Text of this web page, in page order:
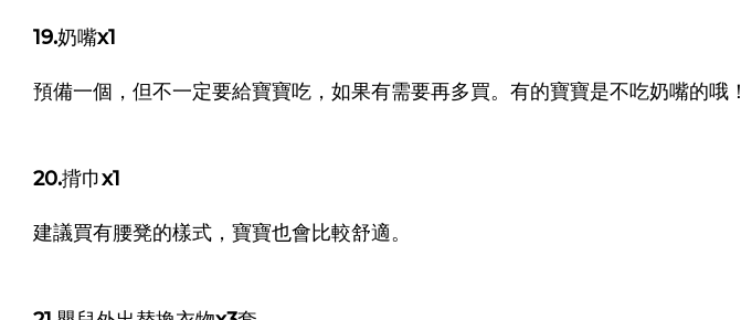
19.奶嘴x1
預備一個，但不一定要給寶寶吃，如果有需要再多買。 有的寶寶是不吃奶嘴的哦！
20.揹巾x1
建議買有腰凳的樣式，寶寶也會比較舒適。